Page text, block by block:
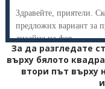
Здравейте, приятели.
предложих вариант за
дизайна на фор...
За да разгледате
върху бялото
втори път върху